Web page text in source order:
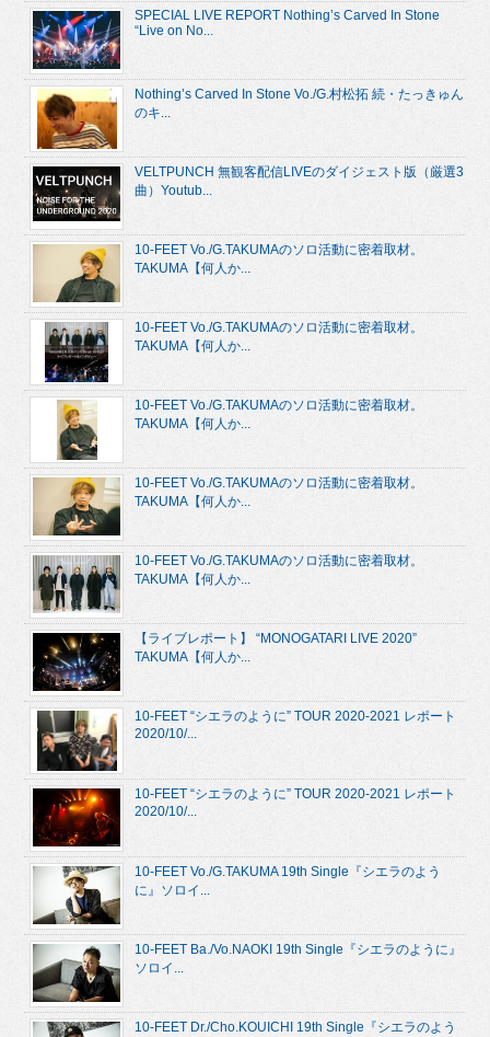
SPECIAL LIVE REPORT Nothing’s Carved In Stone
“Live on No...
Nothing’s Carved In Stone Vo./G.村松拓 続・たっきゅん
のキ...
VELTPUNCH 無観客配信LIVEのダイジェスト版（厳選3
曲）Youtub...
10-FEET Vo./G.TAKUMAのソロ活動に密着取材。
TAKUMA【何人か...
10-FEET Vo./G.TAKUMAのソロ活動に密着取材。
TAKUMA【何人か...
10-FEET Vo./G.TAKUMAのソロ活動に密着取材。
TAKUMA【何人か...
10-FEET Vo./G.TAKUMAのソロ活動に密着取材。
TAKUMA【何人か...
10-FEET Vo./G.TAKUMAのソロ活動に密着取材。
TAKUMA【何人か...
【ライブレポート】 “MONOGATARI LIVE 2020”
TAKUMA【何人か...
10-FEET “シエラのように” TOUR 2020-2021 レポート
2020/10/...
10-FEET “シエラのように” TOUR 2020-2021 レポート
2020/10/...
10-FEET Vo./G.TAKUMA 19th Single『シエラのよう
に』ソロイ...
10-FEET Ba./Vo.NAOKI 19th Single『シエラのように』
ソロイ...
10-FEET Dr./Cho.KOUICHI 19th Single『シエラのよう